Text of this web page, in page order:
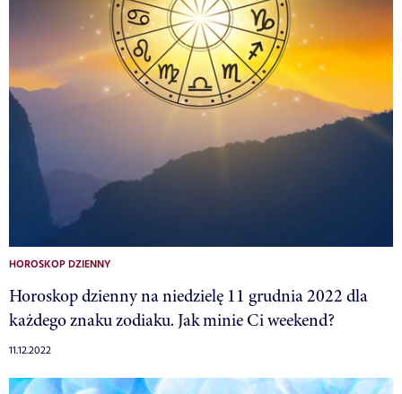
HOROSKOP DZIENNY
Horoskop dzienny na niedzielę 11 grudnia 2022 dla
każdego znaku zodiaku. Jak minie Ci weekend?
11.12.2022